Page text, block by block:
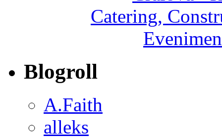
Blogroll
A.Faith
alleks